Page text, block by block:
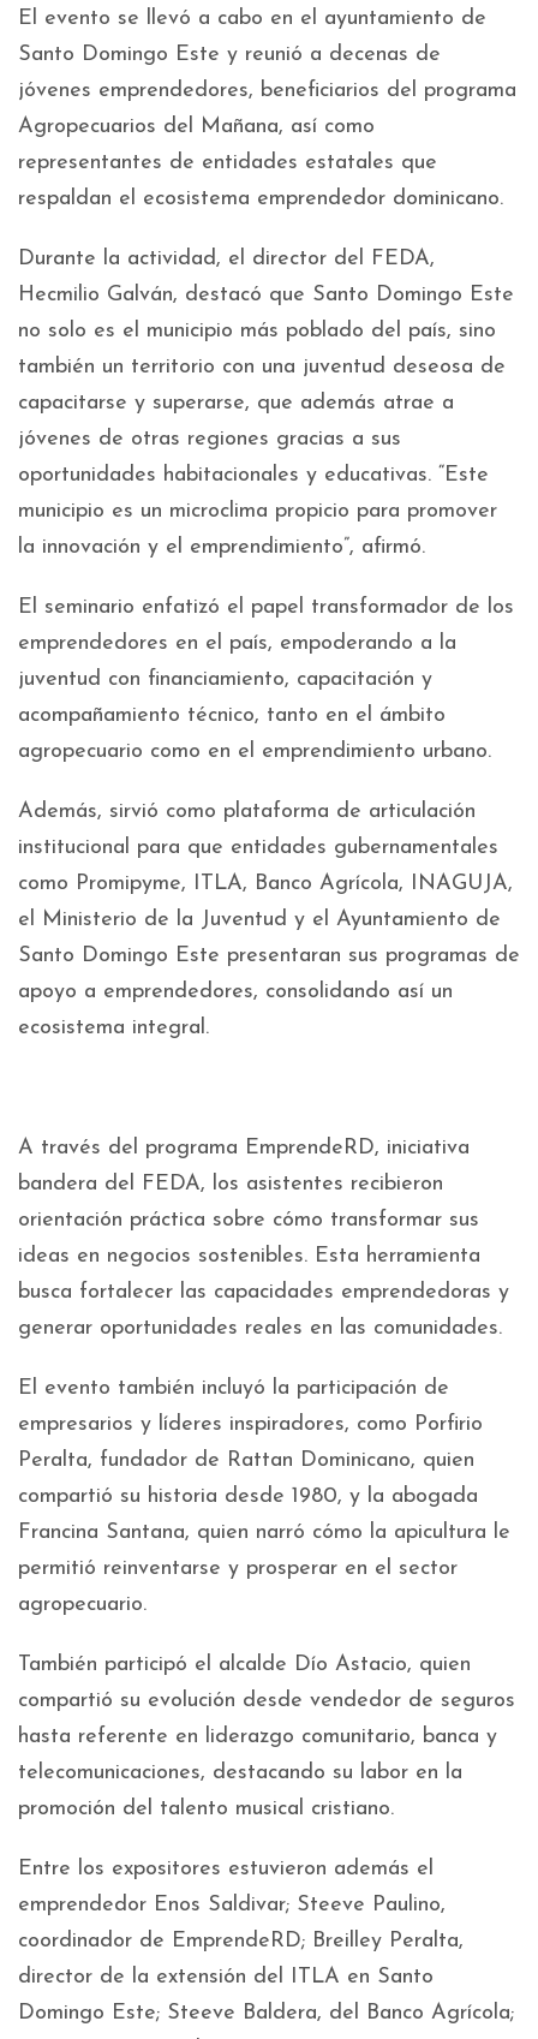
El evento se llevó a cabo en el ayuntamiento de
Santo Domingo Este y reunió a decenas de
jóvenes emprendedores, beneficiarios del programa
Agropecuarios del Mañana, así como
representantes de entidades estatales que
respaldan el ecosistema emprendedor dominicano.
Durante la actividad, el director del FEDA,
Hecmilio Galván, destacó que Santo Domingo Este
no solo es el municipio más poblado del país, sino
también un territorio con una juventud deseosa de
capacitarse y superarse, que además atrae a
jóvenes de otras regiones gracias a sus
oportunidades habitacionales y educativas. “Este
municipio es un microclima propicio para promover
la innovación y el emprendimiento”, afirmó.
El seminario enfatizó el papel transformador de los
emprendedores en el país, empoderando a la
juventud con financiamiento, capacitación y
acompañamiento técnico, tanto en el ámbito
agropecuario como en el emprendimiento urbano.
Además, sirvió como plataforma de articulación
institucional para que entidades gubernamentales
como Promipyme, ITLA, Banco Agrícola, INAGUJA,
el Ministerio de la Juventud y el Ayuntamiento de
Santo Domingo Este presentaran sus programas de
apoyo a emprendedores, consolidando así un
ecosistema integral.
A través del programa EmprendeRD, iniciativa
bandera del FEDA, los asistentes recibieron
orientación práctica sobre cómo transformar sus
ideas en negocios sostenibles. Esta herramienta
busca fortalecer las capacidades emprendedoras y
generar oportunidades reales en las comunidades.
El evento también incluyó la participación de
empresarios y líderes inspiradores, como Porfirio
Peralta, fundador de Rattan Dominicano, quien
compartió su historia desde 1980, y la abogada
Francina Santana, quien narró cómo la apicultura le
permitió reinventarse y prosperar en el sector
agropecuario.
También participó el alcalde Dío Astacio, quien
compartió su evolución desde vendedor de seguros
hasta referente en liderazgo comunitario, banca y
telecomunicaciones, destacando su labor en la
promoción del talento musical cristiano.
Entre los expositores estuvieron además el
emprendedor Enos Saldivar; Steeve Paulino,
coordinador de EmprendeRD; Breilley Peralta,
director de la extensión del ITLA en Santo
Domingo Este; Steeve Baldera, del Banco Agrícola;